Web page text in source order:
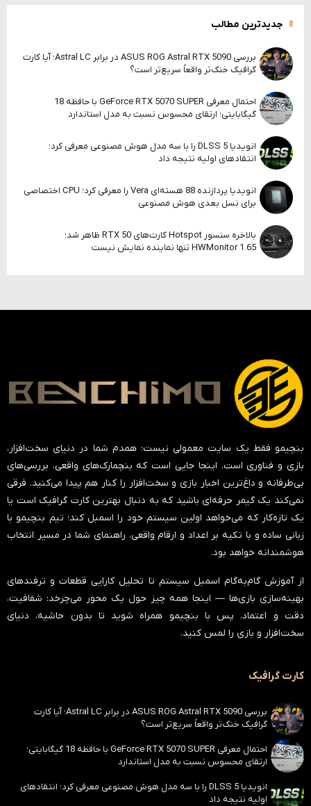
جدیدترین مطالب
بررسی ASUS ROG Astral RTX 5090 در برابر Astral LC؛ آیا کارت
گرافیک خنک‌تر واقعاً سریع‌تر است؟
احتمال معرفی GeForce RTX 5070 SUPER با حافظه 18
گیگابایتی؛ ارتقای محسوس نسبت به مدل استاندارد
انویدیا DLSS 5 را با سه مدل هوش مصنوعی معرفی کرد؛
انتقادهای اولیه نتیجه داد
انویدیا پردازنده 88 هسته‌ای Vera را معرفی کرد؛ CPU اختصاصی
برای نسل بعدی هوش مصنوعی
بالاخره سنسور Hotspot کارت‌های RTX 50 ظاهر شد؛
HWMonitor 1.65 تنها نماینده نمایش نیست
بنچیمو فقط یک سایت معمولی نیست؛ همدم شما در دنیای سخت‌افزار،
بازی و فناوری است. اینجا جایی است که بنچمارک‌های واقعی، بررسی‌های
بی‌طرفانه و داغ‌ترین اخبار بازی و سخت‌افزار را کنار هم پیدا می‌کنید. فرقی
نمی‌کند یک گیمر حرفه‌ای باشید که به دنبال بهترین کارت گرافیک است یا
یک تازه‌کار که می‌خواهد اولین سیستم خود را اسمبل کند؛ تیم بنچیمو با
زبانی ساده و با تکیه بر اعداد و ارقام واقعی، راهنمای شما در مسیر انتخاب
هوشمندانه خواهد بود.
از آموزش گام‌به‌گام اسمبل سیستم تا تحلیل کارایی قطعات و ترفندهای
بهینه‌سازی بازی‌ها — اینجا همه چیز حول یک محور می‌چرخد: شفافیت،
دقت و اعتماد. پس با بنچیمو همراه شوید تا بدون حاشیه، دنیای
سخت‌افزار و بازی را لمس کنید.
کارت گرافیک
بررسی ASUS ROG Astral RTX 5090 در برابر Astral LC؛ آیا کارت
گرافیک خنک‌تر واقعاً سریع‌تر است؟
احتمال معرفی GeForce RTX 5070 SUPER با حافظه 18 گیگابایتی؛
ارتقای محسوس نسبت به مدل استاندارد
انویدیا DLSS 5 را با سه مدل هوش مصنوعی معرفی کرد؛ انتقادهای
اولیه نتیجه داد